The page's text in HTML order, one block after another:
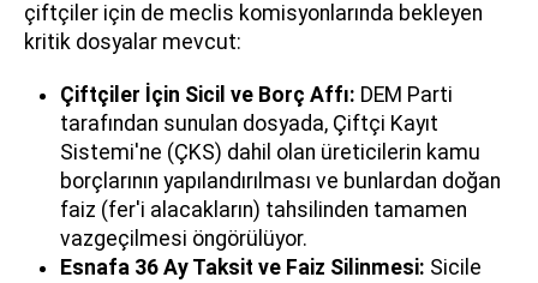
çiftçiler için de meclis komisyonlarında bekleyen
kritik dosyalar mevcut:
Çiftçiler İçin Sicil ve Borç Affı: DEM Parti
tarafından sunulan dosyada, Çiftçi Kayıt
Sistemi'ne (ÇKS) dahil olan üreticilerin kamu
borçlarının yapılandırılması ve bunlardan doğan
faiz (fer'i alacakların) tahsilinden tamamen
vazgeçilmesi öngörülüyor.
Esnafa 36 Ay Taksit ve Faiz Silinmesi: Sicile